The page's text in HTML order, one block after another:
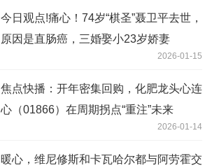
今日观点!痛心！74岁“棋圣”聂卫平去世，
原因是直肠癌，三婚娶小23岁娇妻
2026-01-15
焦点快播：开年密集回购，化肥龙头心连
心（01866）在周期拐点“重注”未来
2026-01-14
暖心，维尼修斯和卡瓦哈尔都与阿劳霍交